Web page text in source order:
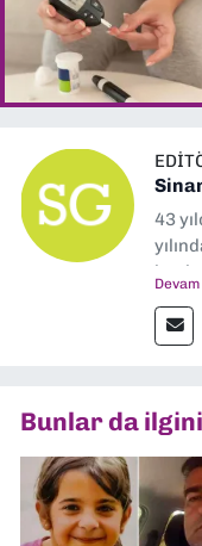
43
Devam
Bunlar da